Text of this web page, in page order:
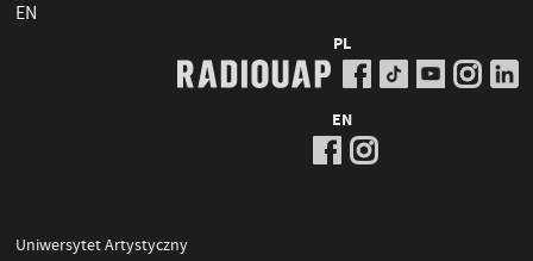
EN
PL
EN
Uniwersytet Artystyczny